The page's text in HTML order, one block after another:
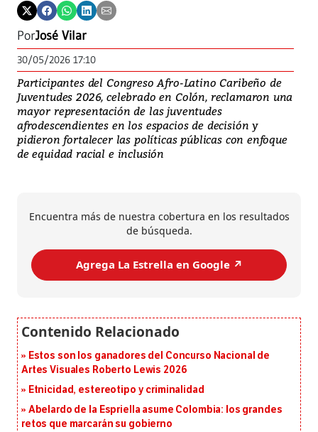
PorJosé Vilar
30/05/2026 17:10
Participantes del Congreso Afro-Latino Caribeño de
Juventudes 2026, celebrado en Colón, reclamaron una
mayor representación de las juventudes
afrodescendientes en los espacios de decisión y
pidieron fortalecer las políticas públicas con enfoque
de equidad racial e inclusión
Encuentra más de nuestra cobertura en los resultados
de búsqueda.
Agrega La Estrella en Google ↗️
Estos son los ganadores del Concurso Nacional de
Artes Visuales Roberto Lewis 2026
Etnicidad, estereotipo y criminalidad
Abelardo de la Espriella asume Colombia: los grandes
retos que marcarán su gobierno